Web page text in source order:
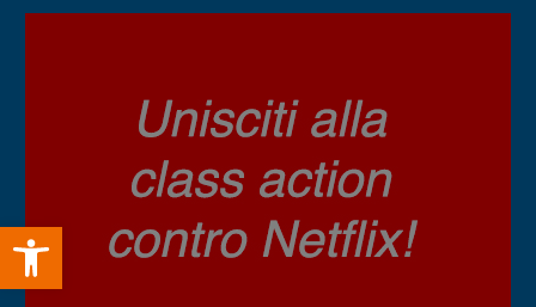
Open toolbar